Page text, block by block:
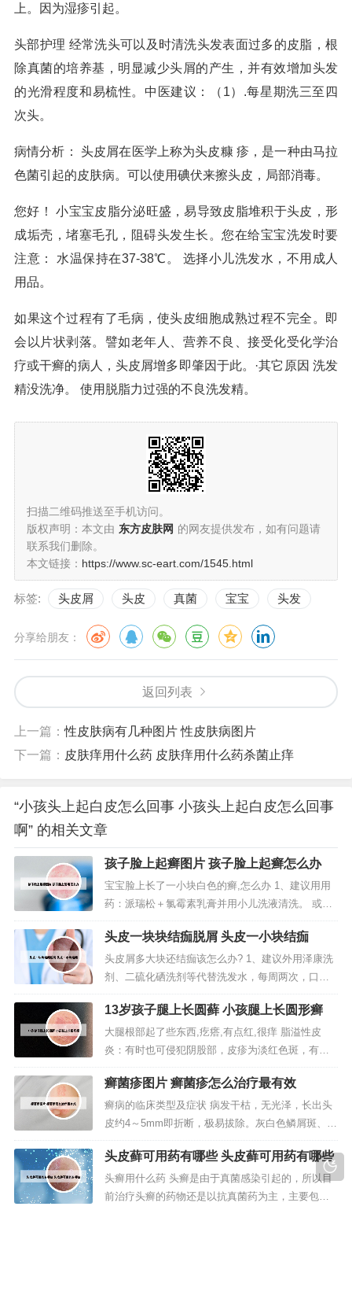
上。因为湿疹引起。
头部护理 经常洗头可以及时清洗头发表面过多的皮脂，根
除真菌的培养基，明显减少头屑的产生，并有效增加头发
的光滑程度和易梳性。中医建议：（1）.每星期洗三至四
次头。
病情分析： 头皮屑在医学上称为头皮糠 疹，是一种由马拉
色菌引起的皮肤病。可以使用碘伏来擦头皮，局部消毒。
您好！ 小宝宝皮脂分泌旺盛，易导致皮脂堆积于头皮，形
成垢壳，堵塞毛孔，阻碍头发生长。您在给宝宝洗发时要
注意： 水温保持在37-38℃。 选择小儿洗发水，不用成人
用品。
如果这个过程有了毛病，使头皮细胞成熟过程不完全。即
会以片状剥落。譬如老年人、营养不良、接受化受化学治
疗或干癣的病人，头皮屑增多即肇因于此。·其它原因 洗发
精没洗净。 使用脱脂力过强的不良洗发精。
扫描二维码推送至手机访问。
版权声明：本文由 东方皮肤网 的网友提供发布，如有问题请
联系我们删除。
本文链接： https://www.sc-eart.com/1545.html
标签: 头皮屑 头皮 真菌 宝宝 头发
分享给朋友：
返回列表
上一篇：性皮肤病有几种图片 性皮肤病图片
下一篇： 皮肤痒用什么药 皮肤痒用什么药杀菌止痒
“小孩头上起白皮怎么回事 小孩头上起白皮怎么回事
啊” 的相关文章
孩子脸上起癣图片 孩子脸上起癣怎么办
宝宝脸上长了一小块白色的癣,怎么办 1、建议用用
药：派瑞松＋氯霉素乳膏并用小儿洗液清洗。 或使
用独头蒜（或小蒜头）捣烂，用纱布包好，蘸陈醋
（最好用镇江陈醋）擦患处（擦至局部发热伴轻微
刺痛），一日三次，用5--7天，有特效。 2。2、治
疗方法：无特殊疗法，外涂润肤霜、5%硫磺软膏或
弱效糖皮质激素霜均可...
头皮一块块结痂脱屑 头皮一小块结痂
头皮屑多大块还结痂该怎么办? 1、建议外用泽康洗
剂、二硫化硒洗剂等代替洗发水，每周两次，口服
调节内分泌的药物，如金花消痤颗粒，维生素B族、
复方甘草酸苷片等控油调节免疫。生活上注意不要
熬夜，少吃辛辣甜腻食物，多吃蔬菜水果，控制脂
肪的摄入。2、你属寒冷性荨麻疹吧，要保暖。这个
缓解的慢但是你也要用啊。那你...
13岁孩子腿上长圆藓 小孩腿上长圆形癣
大腿根部起了些东西,疙瘩,有点红,很痒 脂溢性皮
炎：有时也可侵犯阴股部，皮疹为淡红色斑，有脱
屑，有的呈环状，边界清楚，但直接镜检真菌为阴
性。问题分析： 你的情况看，引起的原因主要有湿
疹、股癣等疾病，如果是出现了皮肤的发红、丘
疹、小颗粒、糜烂渗出等认为是有湿疹，如果是有
局部的发白、脱屑和瘙痒，认为是有...
癣菌疹图片 癣菌疹怎么治疗最有效
癣病的临床类型及症状 病发干枯，无光泽，长出头
皮约4～5mm即折断，极易拔除。灰白色鳞屑斑、菌
鞘和断发是白癣三大临床特征。部分患者可并发脓
癣、体股癣、甲癣和肉芽肿。初期只是会掉皮屑，
严重的会溃烂，发臭。04 湿疹 湿疹可出现在身体的
各个部位，瘙痒感明显，是一个个红色的小疙瘩，
头皮藓可用药有哪些 头皮藓可用药有哪些
头癣用什么药 头癣是由于真菌感染引起的，所以目
前治疗头癣的药物还是以抗真菌药为主，主要包含